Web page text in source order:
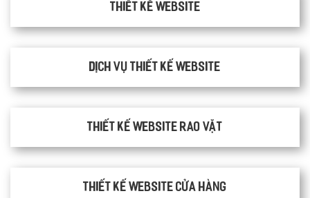
Thiết kế website
Dịch vụ thiết kế website
thiết kế website rao vặt
Thiết kế website cửa hàng